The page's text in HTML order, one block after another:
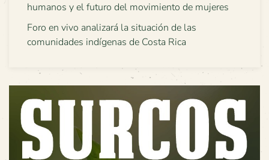
humanos y el futuro del movimiento de mujeres
Foro en vivo analizará la situación de las
comunidades indígenas de Costa Rica